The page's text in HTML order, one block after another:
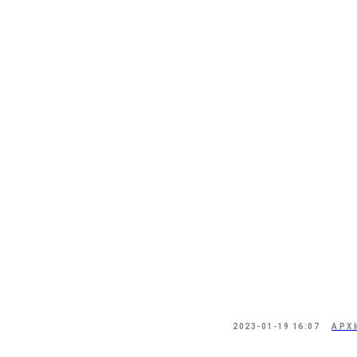
2023-01-19 16:07